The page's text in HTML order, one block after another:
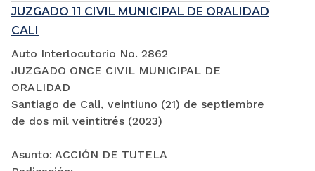
JUZGADO 11 CIVIL MUNICIPAL DE ORALIDAD
CALI
Auto Interlocutorio No. 2862
JUZGADO ONCE CIVIL MUNICIPAL DE
ORALIDAD
Santiago de Cali, veintiuno (21) de septiembre
de dos mil veintitrés (2023)
Asunto: ACCIÓN DE TUTELA